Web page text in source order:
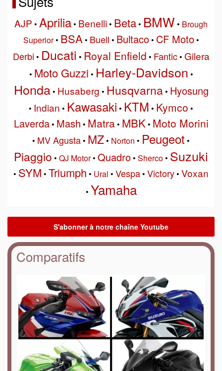
AJP • Aprilia• Benelli• Beta• BMW • Brough
Superior• BSA• Buell • Bultaco• CF Moto•
Derbi • Ducati • Royal Enfield • Fantic• Gilera
• Moto Guzzi • Harley-Davidson •
Honda• Husaberg • Husqvarna• Hyosung
• Indian • Kawasaki • KTM • Kymco •
Laverda• Mash • Matra• MBK• Moto Morini
• MV Agusta• MZ• Norton • Peugeot •
Piaggio • QJ Motor• Quadro• Sherco• Suzuki
• SYM • Triumph • Ural • Vespa• Victory• Voxan
• Yamaha
Comparatifs